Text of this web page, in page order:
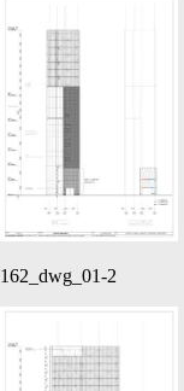
162_dwg_01-2